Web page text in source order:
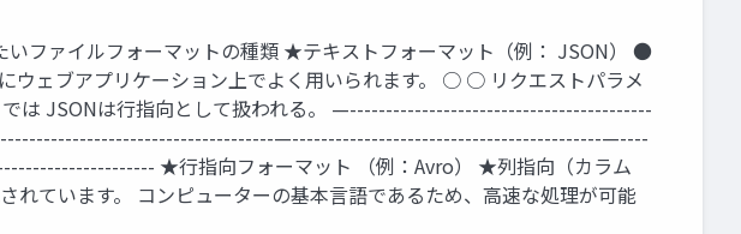
ファイルフォーマットの種類 ★テキストフォーマット（例： JSON） ●
ウェブアプリケーション上でよく用いられます。 ○ ○ リクエストパラメ
では JSONは行指向として扱われる。 —------------------------------------------
—-------------------------------------------—----
★行指向フォーマット （例：Avro） ★列指向（カラム
ています。 コンピューターの基本言語であるため、高速な処理が可能